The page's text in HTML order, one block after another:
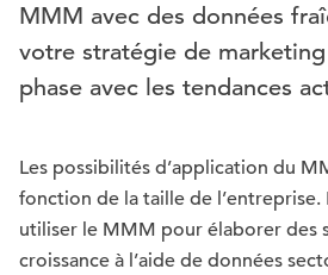
MMM avec des données
votre stratégie de
phase avec les tendances
Les possibilités d’application du
fonction de la taille de l’entreprise.
utiliser le MMM pour élaborer des
croissance à l’aide de données